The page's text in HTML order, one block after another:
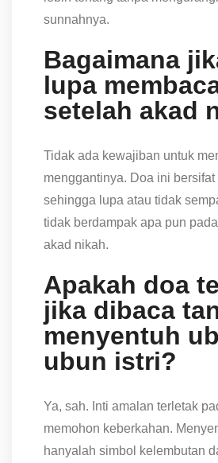
sunnahnya.
Bagaimana
lupa
setelah akad
Tidak ada kewajiban untuk
menggantinya. Doa ini bersifat
sehingga lupa atau tidak
tidak berdampak apa pun
akad nikah.
Apakah doa
jika dibaca
menyentuh
ubun istri?
Ya, sah. Inti amalan terletak
memohon keberkahan.
hanyalah simbol kelembutan